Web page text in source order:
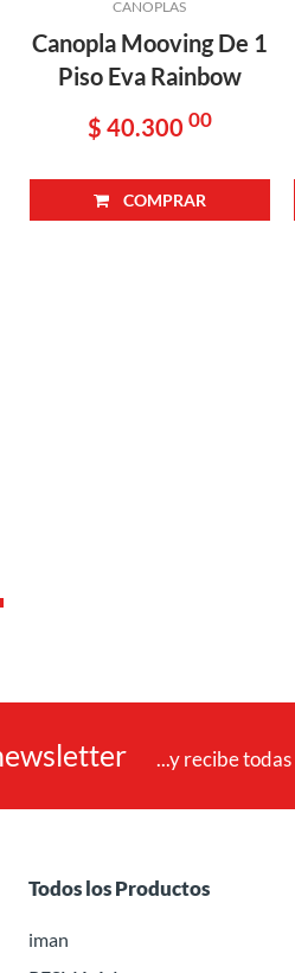
CANOPLAS
Canopla Mooving De 1
Piso Eva Rainbow
$ 40.300 00
COMPRAR
...y recibe todas
Todos los Productos
iman